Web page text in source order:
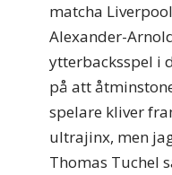
matcha
Alexander-
ytterbacksspel i
på att
spelare kliver
ultrajinx, men
Thomas Tuchel